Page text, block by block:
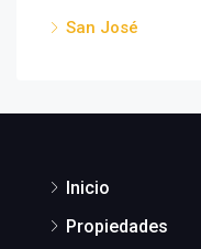
San José
Inicio
Propiedades